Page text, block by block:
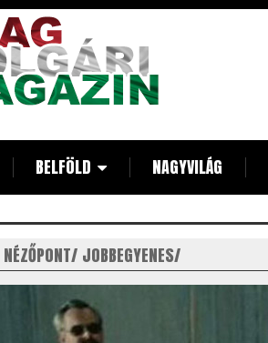
BELFÖLD NAGYVILÁG
NÉZŐPONT JOBBEGYENES